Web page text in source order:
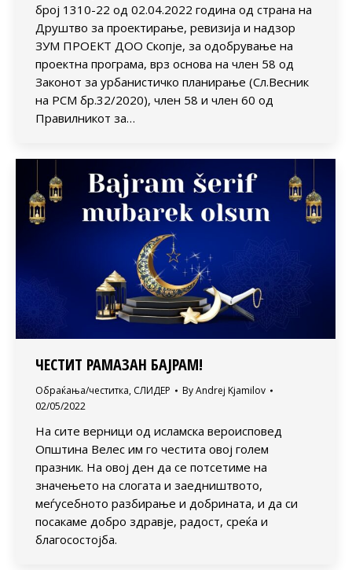
број 1310-22 од 02.04.2022 година од страна на
Друштво за проектирање, ревизија и надзор
ЗУМ ПРОЕКТ ДОО Скопје, за одобрување на
проектна програма, врз основа на член 58 од
Законот за урбанистичко планирање (Сл.Весник
на РСМ бр.32/2020), член 58 и член 60 од
Правилникот за…
ЧЕСТИТ РАМАЗАН БАЈРАМ!
Обраќања/честитка, СЛИДЕР ByAndrej Kjamilov
02/05/2022
На сите верници од исламска вероисповед
Општина Велес им го честита овој голем
празник. На овој ден да се потсетиме на
значењето на слогата и заедништвото,
меѓусебното разбирање и добрината, и да си
посакаме добро здравје, радост, среќа и
благосостојба.